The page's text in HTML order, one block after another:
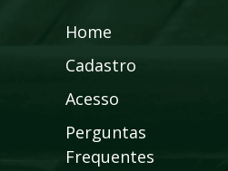
Home
Cadastro
Acesso
Perguntas
Frequentes